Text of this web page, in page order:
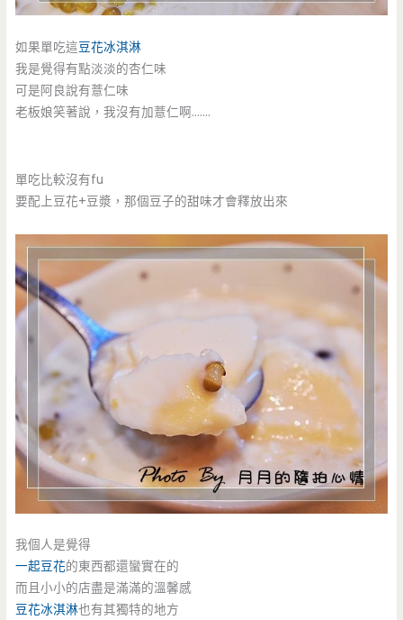
如果單吃這豆花冰淇淋
我是覺得有點淡淡的杏仁味
可是阿良說有薏仁味
老板娘笑著說，我沒有加薏仁啊…….
單吃比較沒有fu
要配上豆花+豆漿，那個豆子的甜味才會釋放出來
我個人是覺得
一起豆花的東西都還蠻實在的
而且小小的店盡是滿滿的溫馨感
豆花冰淇淋也有其獨特的地方